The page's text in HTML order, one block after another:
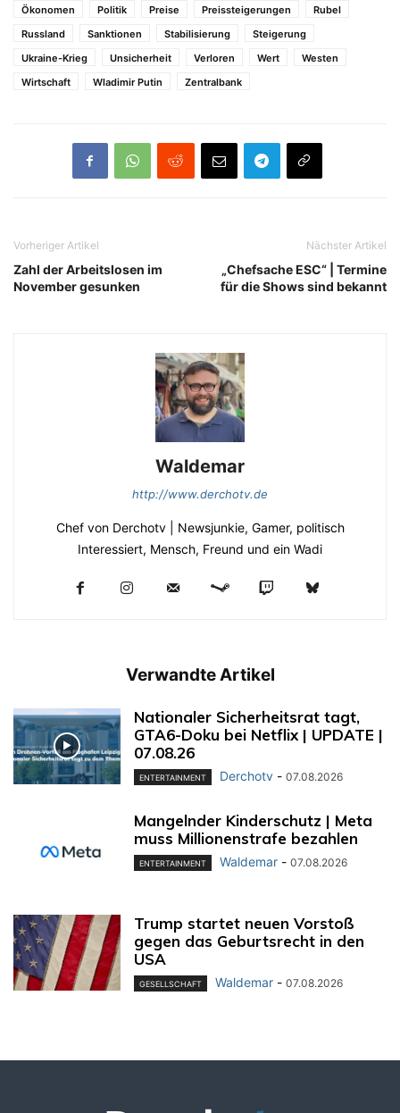
Ökonomen
Politik Preise Preissteigerungen
Rubel
Russland
Sanktionen Stabilisierung
Steigerung
Ukraine-Krieg
Unsicherheit Verloren Wert
Westen
Wirtschaft
Wladimir Putin Zentralbank
Vorheriger Artikel
Zahl der Arbeitslosen im
November gesunken
Nächster Artikel
„Chefsache ESC“ | Termine
für die Shows sind bekannt
Waldemar
http://www.derchotv.de
Chef von Derchotv | Newsjunkie, Gamer, politisch
Interessiert, Mensch, Freund und ein Wadi
Verwandte Artikel
Nationaler Sicherheitsrat tagt,
GTA6-Doku bei Netflix | UPDATE |
07.08.26
ENTERTAINMENT Derchotv - 07.08.2026
Mangelnder Kinderschutz | Meta
muss Millionenstrafe bezahlen
ENTERTAINMENT Waldemar - 07.08.2026
Trump startet neuen Vorstoß
gegen das Geburtsrecht in den
USA
GESELLSCHAFT Waldemar - 07.08.2026